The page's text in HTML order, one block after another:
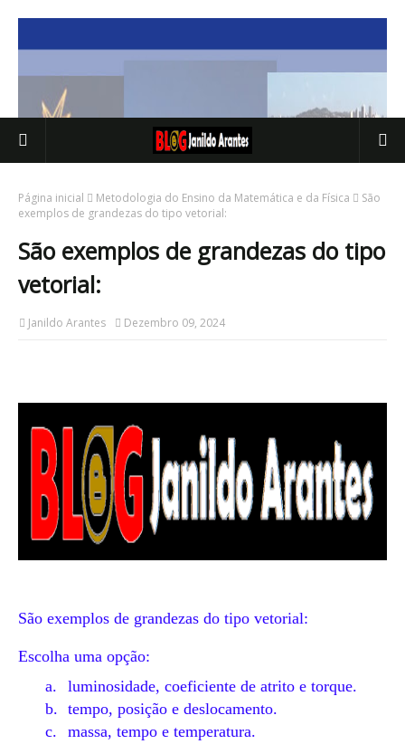
Página inicial Metodologia do Ensino da Matemática e da Física
São
exemplos de grandezas do tipo vetorial:
São exemplos de grandezas do tipo
vetorial:
Janildo Arantes Dezembro 09, 2024
São exemplos de grandezas do tipo vetorial:
Q
Escolha uma opção:
a.
luminosidade, coeficiente de atrito e torque.
b. tempo, posição e deslocamento.
c.
massa, tempo e temperatura.